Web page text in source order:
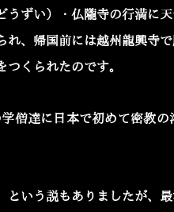
ずい）・仏隴寺の行満に
、帰国前には越州龍興寺
くられたのです。
僧達に日本で初めて密教
いう説もありましたが、